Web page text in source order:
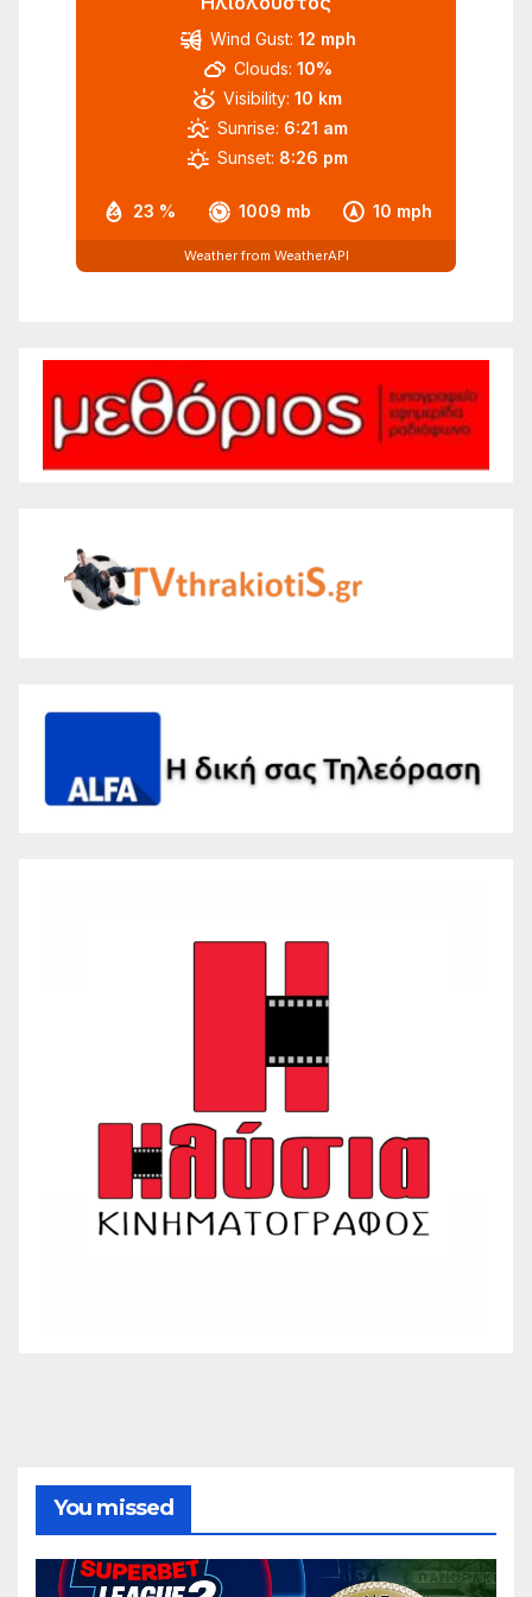
23 % 1009 mb 10 mph
Wind Gust: 12 mph
Clouds: 10%
Visibility: 10 km
Sunrise: 6:21 am
Sunset: 8:26 pm
Weather from WeatherAPI
You missed